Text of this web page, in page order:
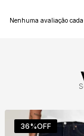
Nenhuma avaliação
36%OFF